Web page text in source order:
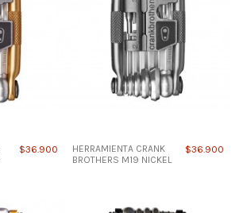
$36.900
HERRAMIENTA CRANK
BROTHERS M19 NICKEL
$36.900